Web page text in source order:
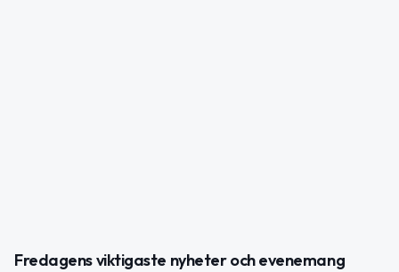
Fredagens viktigaste nyheter och evenemang